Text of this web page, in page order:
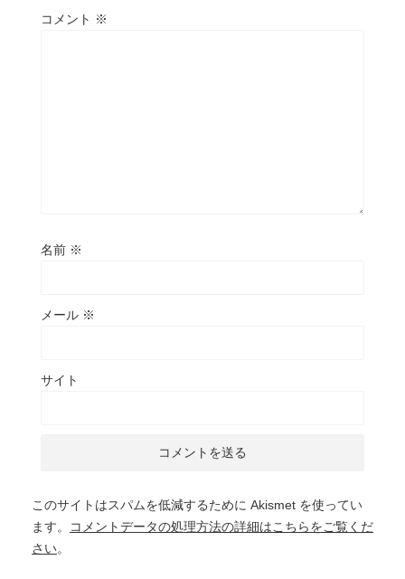
コメント ※
名前 ※
メール ※
サイト
このサイトはスパムを低減するために Akismet を使ってい
ます。
コメントデータの処理方法の詳細はこちらをご覧くだ
さい。